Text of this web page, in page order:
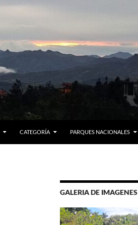
CATEGORÍA PARQUES NACIONALES
GALERIA DE IMAGENES